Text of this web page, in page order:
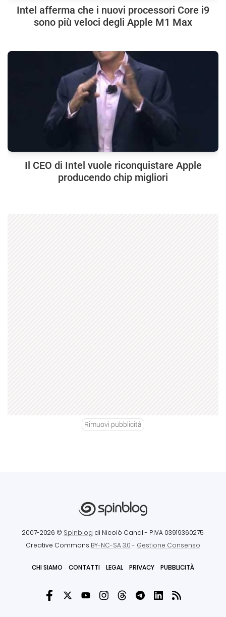
Intel afferma che i nuovi processori Core i9
sono più veloci degli Apple M1 Max
Il CEO di Intel vuole riconquistare Apple
producendo chip migliori
Rimuovi pubblicità
2007-2026 © Spinblog di Nicolò Canal - P.IVA 03919360275
Creative Commons BY-NC-SA 3.0- Gestione Consenso
CHI SIAMO CONTATTI LEGAL PRIVACY PUBBLICITÀ